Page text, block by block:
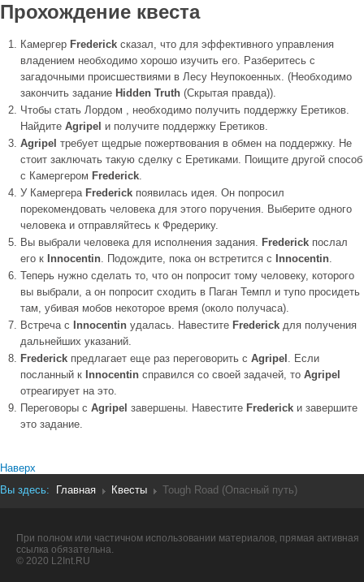
Прохождение квеста
Камергер Frederick сказал, что для эффективного управления
владением необходимо хорошо изучить его. Разберитесь с
загадочными происшествиями в Лесу Неупокоенных. (Необходимо
закончить задание Hidden Truth (Скрытая правда)).
Чтобы стать Лордом , необходимо получить поддержку Еретиков.
Найдите Agripel и получите поддержку Еретиков.
Agripel требует щедрые пожертвования в обмен на поддержку. Не
стоит заключать такую сделку с Еретиками. Поищите другой способ
с Камергером Frederick.
У Камергера Frederick появилась идея. Он попросил
порекомендовать человека для этого поручения. Выберите одного
человека и отправляйтесь к Фредерику.
Вы выбрали человека для исполнения задания. Frederick послал
его к Innocentin. Подождите, пока он встретится с Innocentin.
Теперь нужно сделать то, что он попросит тому человеку, которого
вы выбрали, а он попросит сходить в Паган Темпл и тупо просидеть
там, убивая мобов некоторое время (около получаса).
Встреча с
Innocentin удалась. Навестите Frederick для получения
дальнейших указаний.
Frederick предлагает еще раз переговорить с Agripel . Если
посланный к Innocentin справился со своей задачей, то Agripel
отреагирует на это.
Переговоры с Agripel завершены. Навестите Frederick и завершите
это задание.
Наверх
Вы здесь:
Главная Квесты Tough Road (Опасный путь)
При полном или частичном использовании материалов, прямая активная
ссылка обязательна.
© 2020 L2Int.RU